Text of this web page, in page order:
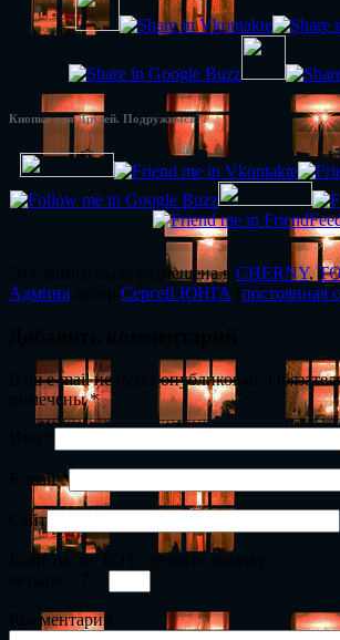
Кнопка для Друзей. Подружимся?:
Эта запись была размещена в CHERNY,
Админа
Сергей ЮНГА постоянная
Ваш e-mail не будет опубликован.
помечены*
E-mail *
Сайт
Если Вы не БОТ - решите задачку:
Комментарий